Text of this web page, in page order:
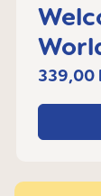
g
339,00